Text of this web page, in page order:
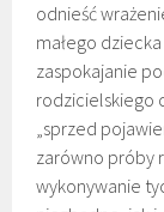
odnieść
małego
zaspokajanie
rodzicielskiego
„sprzed
zarówno próby
wykonywanie